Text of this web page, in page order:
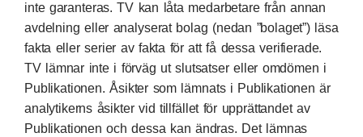
inte garanteras. TV kan låta medarbetare från annan
avdelning eller analyserat bolag (nedan ”bolaget”) läsa
fakta eller serier av fakta för att få dessa verifierade.
TV lämnar inte i förväg ut slutsatser eller omdömen i
Publikationen. Åsikter som lämnats i Publikationen är
analytikerns åsikter vid tillfället för upprättandet av
Publikationen och dessa kan ändras. Det lämnas